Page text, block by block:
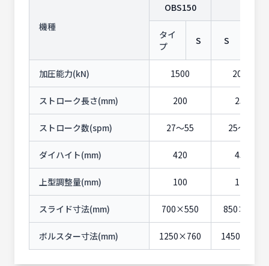
機種
OBS150
タイ
プ
S S
加圧能力(kN) 1500 2000
ストローク長さ(mm) 200 250
ストローク数(spm) 27〜55 25〜50
ダイハイト(mm) 420 450
上型調整量(mm) 100 120
スライド寸法(mm) 700×550 850×650
ボルスター寸法(mm) 1250×760 1450×840